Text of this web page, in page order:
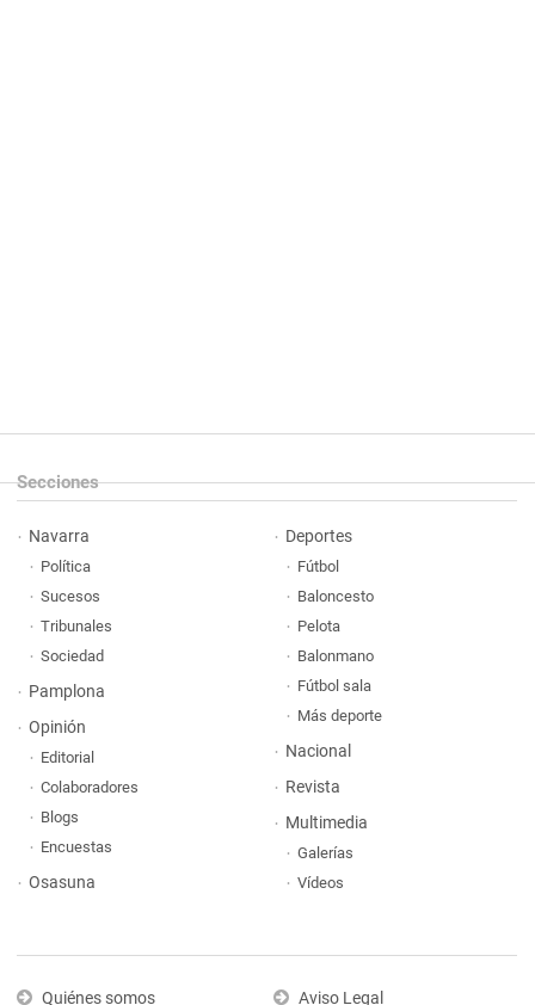
Secciones
Navarra
Política
Sucesos
Tribunales
Sociedad
Pamplona
Opinión
Editorial
Colaboradores
Blogs
Encuestas
Osasuna
Deportes
Fútbol
Baloncesto
Pelota
Balonmano
Fútbol sala
Más deporte
Nacional
Revista
Multimedia
Galerías
Vídeos
Quiénes somos Aviso Legal